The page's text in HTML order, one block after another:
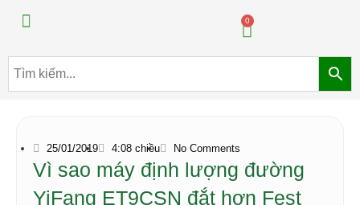
0
25/01/2019 4:08 chiều No Comments
Vì sao máy định lượng đường
YiFang ET9CSN đắt hơn Fest